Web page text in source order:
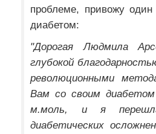
проблеме, привожу
диабетом:
"Дорогая Людмила
глубокой
революционными
Вам со своим
м.моль, и я
диабетических